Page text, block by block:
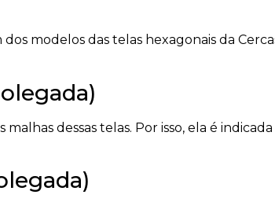
ou outras lavouras, a fim de